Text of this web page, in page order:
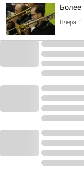
Более
Вчера,